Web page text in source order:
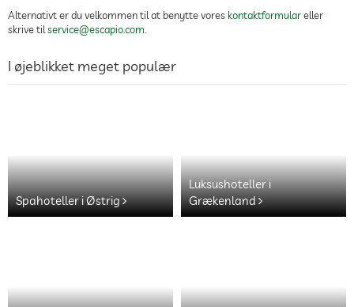
Alternativt er du velkommen til at benytte vores kontaktformulareller
skrive til service@escapio.com
I øjeblikket meget populær
Spahoteller i Østrig
Luksushoteller i
Grækenland